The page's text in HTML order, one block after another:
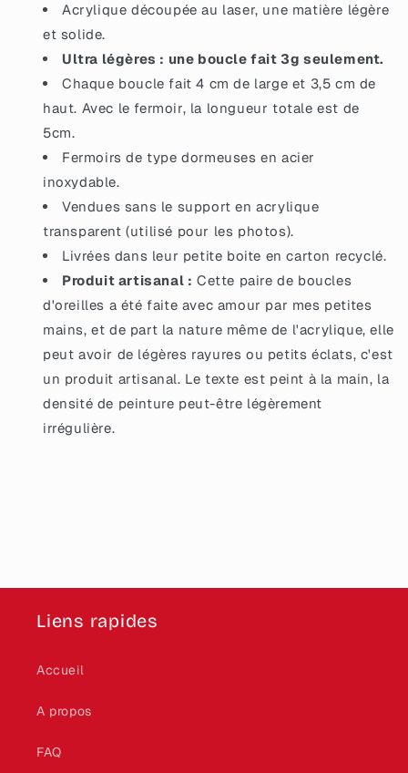
Acrylique découpée au laser, une matière légère
et solide.
Ultra légères : une boucle fait 3g seulement.
Chaque boucle fait 4 cm de large et 3,5 cm de
haut. Avec le fermoir, la longueur totale est de
5cm.
Fermoirs de type dormeuses en acier
inoxydable.
Vendues sans le support en acrylique
transparent (utilisé pour les photos).
Livrées dans leur petite boite en carton recyclé.
Produit artisanal : Cette paire de boucles
d'oreilles a été faite avec amour par mes petites
mains, et de part la nature même de l'acrylique, elle
peut avoir de légères rayures ou petits éclats, c'est
un produit artisanal. Le texte est peint à la main, la
densité de peinture peut-être légèrement
irrégulière.
Liens rapides
Accueil
A propos
FAQ